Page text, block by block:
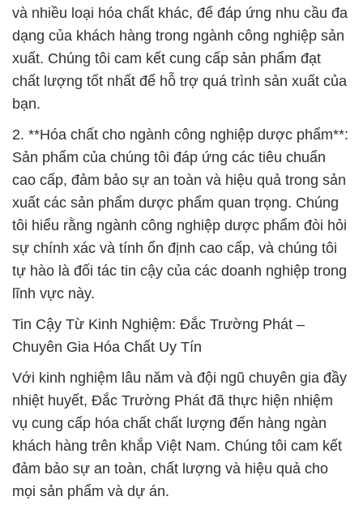
và nhiều loại hóa chất khác, để đáp ứng nhu cầu đa
dạng của khách hàng trong ngành công nghiệp sản
xuất. Chúng tôi cam kết cung cấp sản phẩm đạt
chất lượng tốt nhất để hỗ trợ quá trình sản xuất của
bạn.
2. **Hóa chất cho ngành công nghiệp dược phẩm**:
Sản phẩm của chúng tôi đáp ứng các tiêu chuẩn
cao cấp, đảm bảo sự an toàn và hiệu quả trong sản
xuất các sản phẩm dược phẩm quan trọng. Chúng
tôi hiểu rằng ngành công nghiệp dược phẩm đòi hỏi
sự chính xác và tính ổn định cao cấp, và chúng tôi
tự hào là đối tác tin cậy của các doanh nghiệp trong
lĩnh vực này.
Tin Cậy Từ Kinh Nghiệm: Đắc Trường Phát –
Chuyên Gia Hóa Chất Uy Tín
Với kinh nghiệm lâu năm và đội ngũ chuyên gia đầy
nhiệt huyết, Đắc Trường Phát đã thực hiện nhiệm
vụ cung cấp hóa chất chất lượng đến hàng ngàn
khách hàng trên khắp Việt Nam. Chúng tôi cam kết
đảm bảo sự an toàn, chất lượng và hiệu quả cho
mọi sản phẩm và dự án.